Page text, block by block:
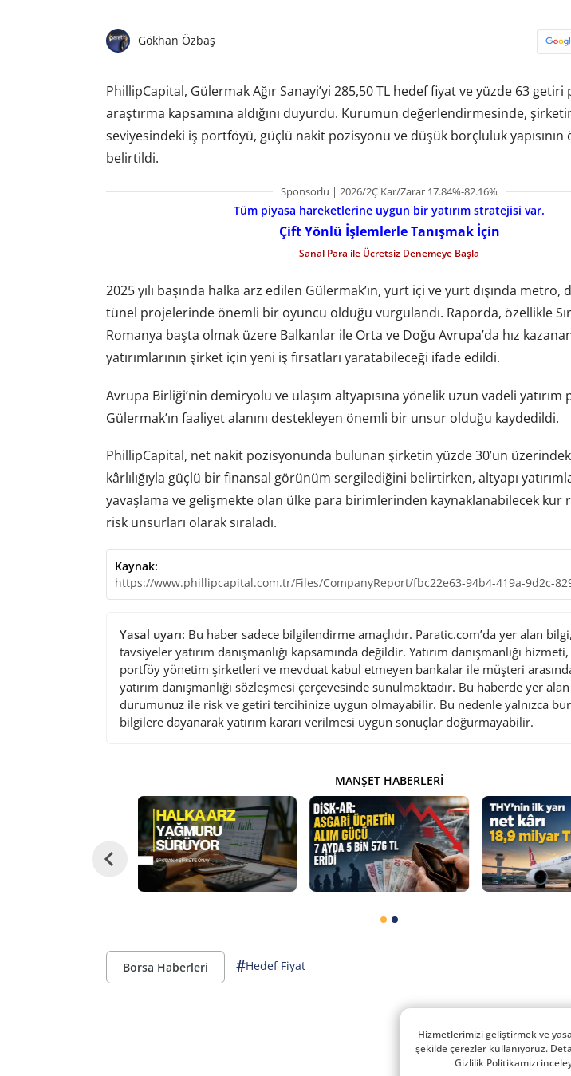
Gökhan Özbaş
PhillipCapital, Gülermak Ağır Sanayi’yi 285,50 TL hedef fiyat ve yüzde 63
araştırma kapsamına aldığını duyurdu. Kurumun değerlendirmesinde,
seviyesindeki iş portföyü, güçlü nakit pozisyonu ve düşük borçluluk yapısının
belirtildi.
Sponsorlu | 2026/2Ç Kar/Zarar 17.84%-82.16%
Tüm piyasa hareketlerine uygun bir yatırım stratejisi var.
Çift Yönlü İşlemlerle Tanışmak İçin
Sanal Para ile Ücretsiz Denemeye Başla
2025 yılı başında halka arz edilen Gülermak’ın, yurt içi ve yurt dışında metro,
tünel projelerinde önemli bir oyuncu olduğu vurgulandı. Raporda, özellikle
Romanya başta olmak üzere Balkanlar ile Orta ve Doğu Avrupa’da hız
yatırımlarının şirket için yeni iş fırsatları yaratabileceği ifade edildi.
Avrupa Birliği’nin demiryolu ve ulaşım altyapısına yönelik uzun vadeli yatırım
Gülermak’ın faaliyet alanını destekleyen önemli bir unsur olduğu kaydedildi.
PhillipCapital, net nakit pozisyonunda bulunan şirketin yüzde 30’un
kârlılığıyla güçlü bir finansal görünüm sergilediğini belirtirken, altyapı
yavaşlama ve gelişmekte olan ülke para birimlerinden kaynaklanabilecek kur
risk unsurları olarak sıraladı.
Kaynak:
https://www.phillipcapital.com.tr/Files/CompanyReport/fbc22e63-94b4-419a-9d2c-
Yasal uyarı: Bu haber sadece bilgilendirme amaçlıdır. Paratic.com’da yer alan
tavsiyeler yatırım danışmanlığı kapsamında değildir. Yatırım danışmanlığı
portföy yönetim şirketleri ve mevduat kabul etmeyen bankalar ile müşteri
yatırım danışmanlığı sözleşmesi çerçevesinde sunulmaktadır. Bu haberde yer
durumunuz ile risk ve getiri tercihinize uygun olmayabilir. Bu nedenle yalnızca
bilgilere dayanarak yatırım kararı verilmesi uygun sonuçlar doğurmayabilir.
MANŞET HABERLERI
Borsa Haberleri #Hedef Fiyat
Hizmetlerimizi geliştirmek ve
şekilde çerezler kullanıyoruz.
Gizlilik Politikamızı